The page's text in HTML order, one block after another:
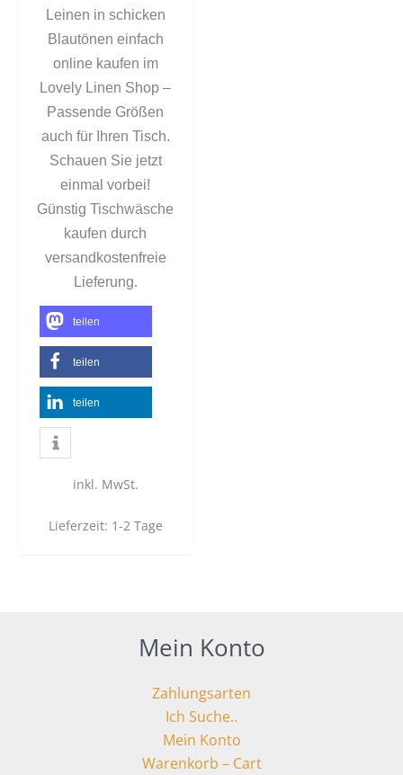
Leinen in schicken
Blautönen einfach
online kaufen im
Lovely Linen Shop –
Passende Größen
auch für Ihren Tisch.
Schauen Sie jetzt
einmal vorbei!
Günstig Tischwäsche
kaufen durch
versandkostenfreie
Lieferung.
teilen
teilen
teilen
inkl. MwSt.
Lieferzeit: 1-2 Tage
Mein Konto
Zahlungsarten
Ich Suche..
Mein Konto
Warenkorb – Cart